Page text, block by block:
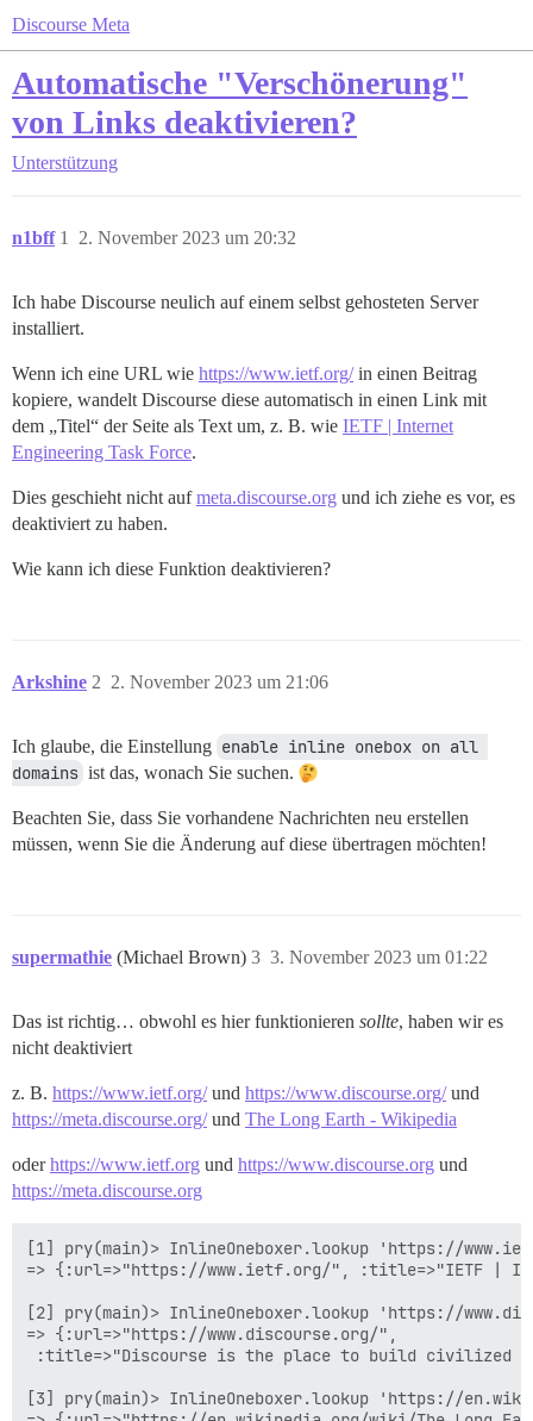
Discourse Meta
Automatische "Verschönerung"
von Links deaktivieren?
Unterstützung
n1bff 2. November 2023 um 20:32
1
Ich habe Discourse neulich auf einem selbst gehosteten Server
installiert.
Wenn ich eine URL wie https://www.ietf.org/in einen Beitrag
kopiere, wandelt Discourse diese automatisch in einen Link mit
dem „Titel“ der Seite als Text um, z. B. wie IETF | Internet
Engineering Task Force.
Dies geschieht nicht aufmeta.discourse.org und ich ziehe es vor, es
deaktiviert zu haben.
Wie kann ich diese Funktion deaktivieren?
Arkshine 2. November 2023 um 21:06
2
Ich glaube, die Einstellung enable inline onebox on all
domains ist das, wonach Sie suchen.
Beachten Sie, dass Sie vorhandene Nachrichten neu erstellen
müssen, wenn Sie die Änderung auf diese übertragen möchten!
supermathie (Michael Brown) 3. November 2023 um 01:22
3
Das ist richtig… obwohl es hier funktionieren sollte, haben wir es
nicht deaktiviert
z. B. https://www.ietf.org/und https://www.discourse.org/und
https://meta.discourse.org/und The Long Earth - Wikipedia
oderhttps://www.ietf.org und https://www.discourse.org und
https://meta.discourse.org
[1] pry(main)> InlineOneboxer.lookup 'https://
=> {:url=>"https://www.ietf.org/", :title=>"IETF |
[2] pry(main)> InlineOneboxer.lookup 'https://
=> {:url=>"https://www.discourse.org/",
:title=>"Discourse is the place to build civilized
[3] pry(main)> InlineOneboxer.lookup 'https://